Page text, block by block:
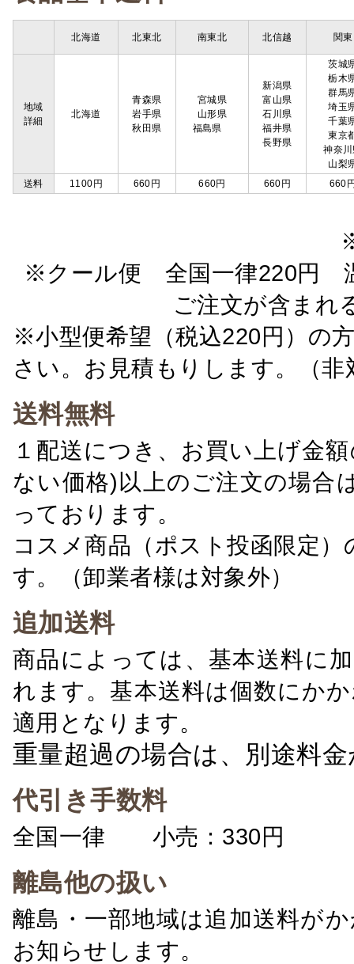
北海道 北東北 南東北 北信越 関東
地域
詳細
北海道
青森県
岩手県
秋田県
宮城県
山形県
福島県
新潟県
富山県
石川県
福井県
長野県
茨城
栃木
群馬
埼玉
千葉
東京
神奈
山梨
送料
1100円 660円 660円 660円 660
※クール便 全国一律220円
ご注文が含ま
※小型便希望（税込220円）の
さい。お見積もりします。（非
送料無料
１配送につき、お買い上げ金
ない価格)以上のご注文の場合
っております。
コスメ商品（ポスト投函限定
す。（卸業者様は対象外）
追加送料
商品によっては、基本送料に
れます。基本送料は個数にか
適用となります。
重量超過の場合は、別途料
代引き手数料
全国一律 小売：330円 卸
離島他の扱い
離島・一部地域は追加送料が
お知らせします。